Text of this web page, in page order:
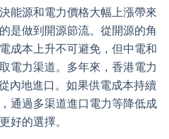
能源和電力價格大幅上漲帶來
是做到開源節流。從開源的角
成本上升不可避免，但中電和
電力渠道。多年來，香港電力
內地進口。如果供電成本持續
通過多渠道進口電力等降低成
好的選擇。